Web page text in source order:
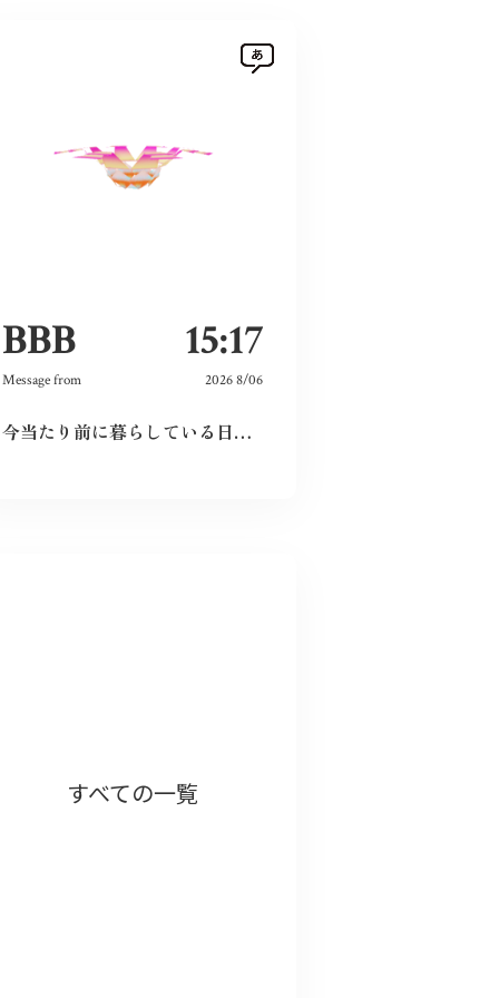
BBB 15:17
Message from 2026 8/06
今当たり前に暮らしている日々が特別なものに感じた。暗い気持ちになることなく、とても前向きにこれからの未来を精一杯生きて作りたいと感じました。
すべての一覧